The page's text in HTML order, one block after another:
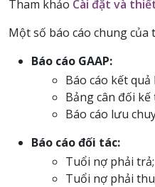
Tham khảo Cài đặt và
Một số báo cáo chung của
Báo cáo GAAP:
Báo cáo kết
Bảng cân đối kế
Báo cáo lưu
Báo cáo đối tác:
Tuổi nợ phải trả;
Tuổi nợ phải